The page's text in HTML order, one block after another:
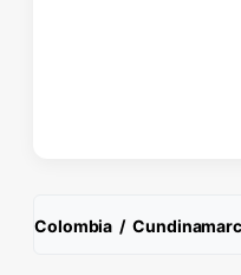
Colombia /